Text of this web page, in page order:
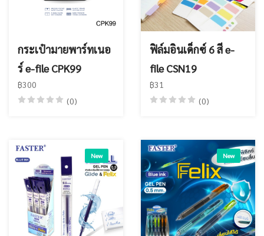
กระเป๋ามายพาร์ทเนอ
ร์ e-file CPK99
฿300
(0)
ฟิล์มอินเด็กซ์ 6 สี e-
file CSN19
฿31
(0)
New New